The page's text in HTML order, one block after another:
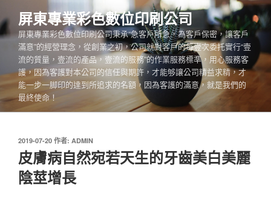
至
主
容
屏東專業彩色數位印刷公司
屏東專業彩色數位印刷公司秉承“急客戶所急，為客戶保密，讓客戶
滿意”的經營理念，從創業之初，公司就對客戶的每壹次委托實行“壹
流的質量，壹流的產品，壹流的服務”的作業服務標準，用心服務客
護，因為客護對本公司的信任與期許，才能够讓公司精益求精，才
能一步一脚印的達到所追求的名額，因為客護的滿意，就是我們的
最終使命！
發
佈
於
2019-07-20 作者: ADMIN
皮膚病自然宛若天生的牙齒美白美麗
陰莖增長